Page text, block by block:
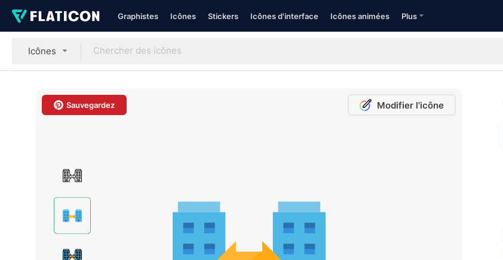
Graphistes Icônes Stickers Icônes d'interface Icônes animées Plus
Icônes
Sauvegardez Modifier l'icône